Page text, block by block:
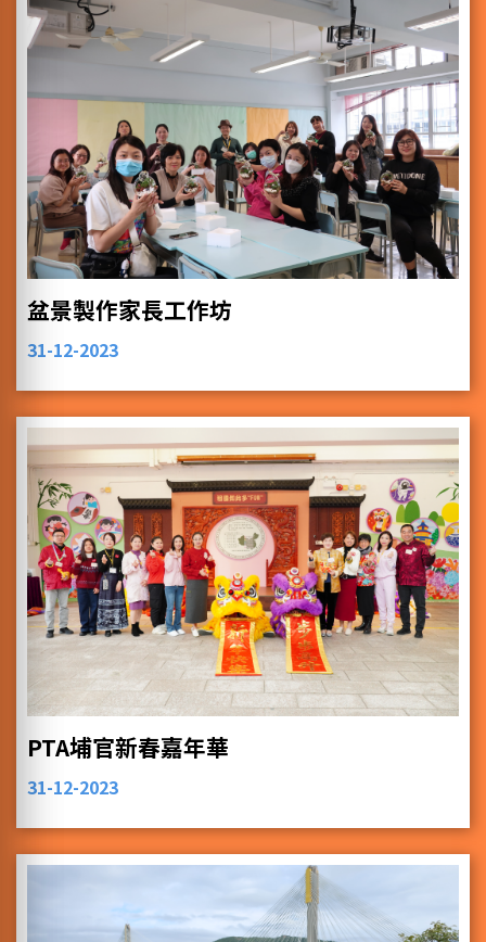
盆景製作家長工作坊
31-12-2023
PTA埔官新春嘉年華
31-12-2023